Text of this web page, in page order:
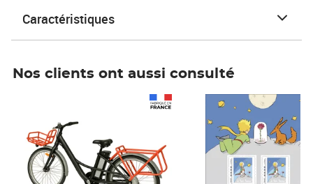
Caractéristiques
Nos clients ont aussi consulté
Prix 7,50€